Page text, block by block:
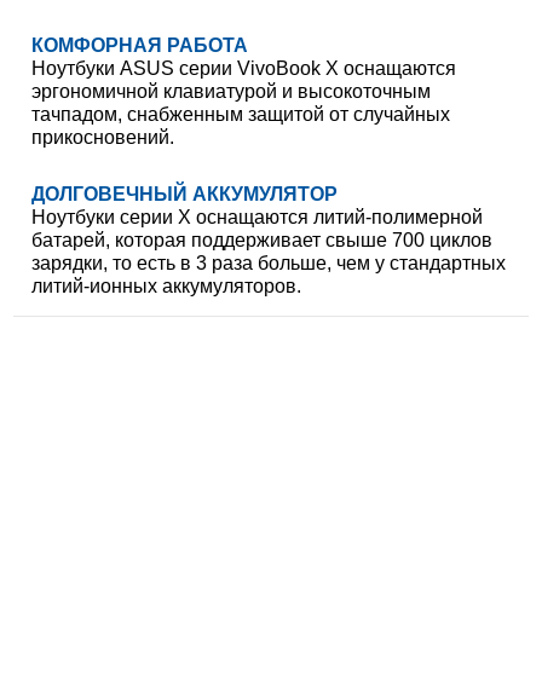
КОМФОРНАЯ РАБОТА
Ноутбуки ASUS серии VivoBook X оснащаются
эргономичной клавиатурой и высокоточным
тачпадом, снабженным защитой от случайных
прикосновений.
ДОЛГОВЕЧНЫЙ АККУМУЛЯТОР
Ноутбуки серии X оснащаются литий-полимерной
батарей, которая поддерживает свыше 700 циклов
зарядки, то есть в 3 раза больше, чем у стандартных
литий-ионных аккумуляторов.